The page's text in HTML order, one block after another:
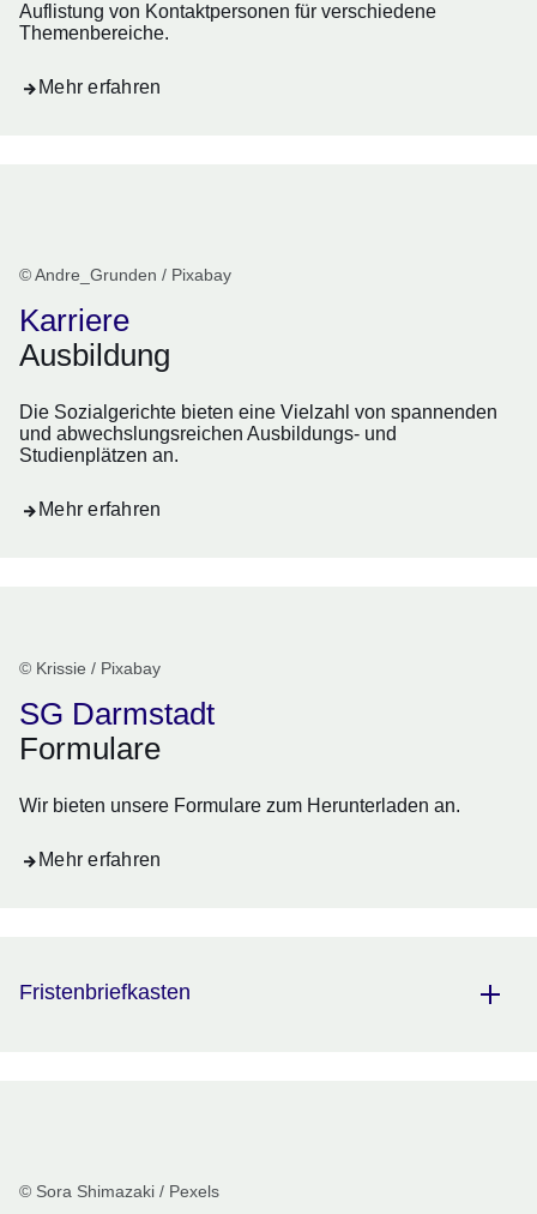
Auflistung von Kontaktpersonen für verschiedene
Themenbereiche.
Mehr erfahren
© Andre_Grunden / Pixabay
Karriere
Ausbildung
Die Sozialgerichte bieten eine Vielzahl von spannenden
und abwechslungsreichen Ausbildungs- und
Studienplätzen an.
Mehr erfahren
© Krissie / Pixabay
SG Darmstadt
Formulare
Wir bieten unsere Formulare zum Herunterladen an.
Mehr erfahren
Fristenbriefkasten
© Sora Shimazaki / Pexels